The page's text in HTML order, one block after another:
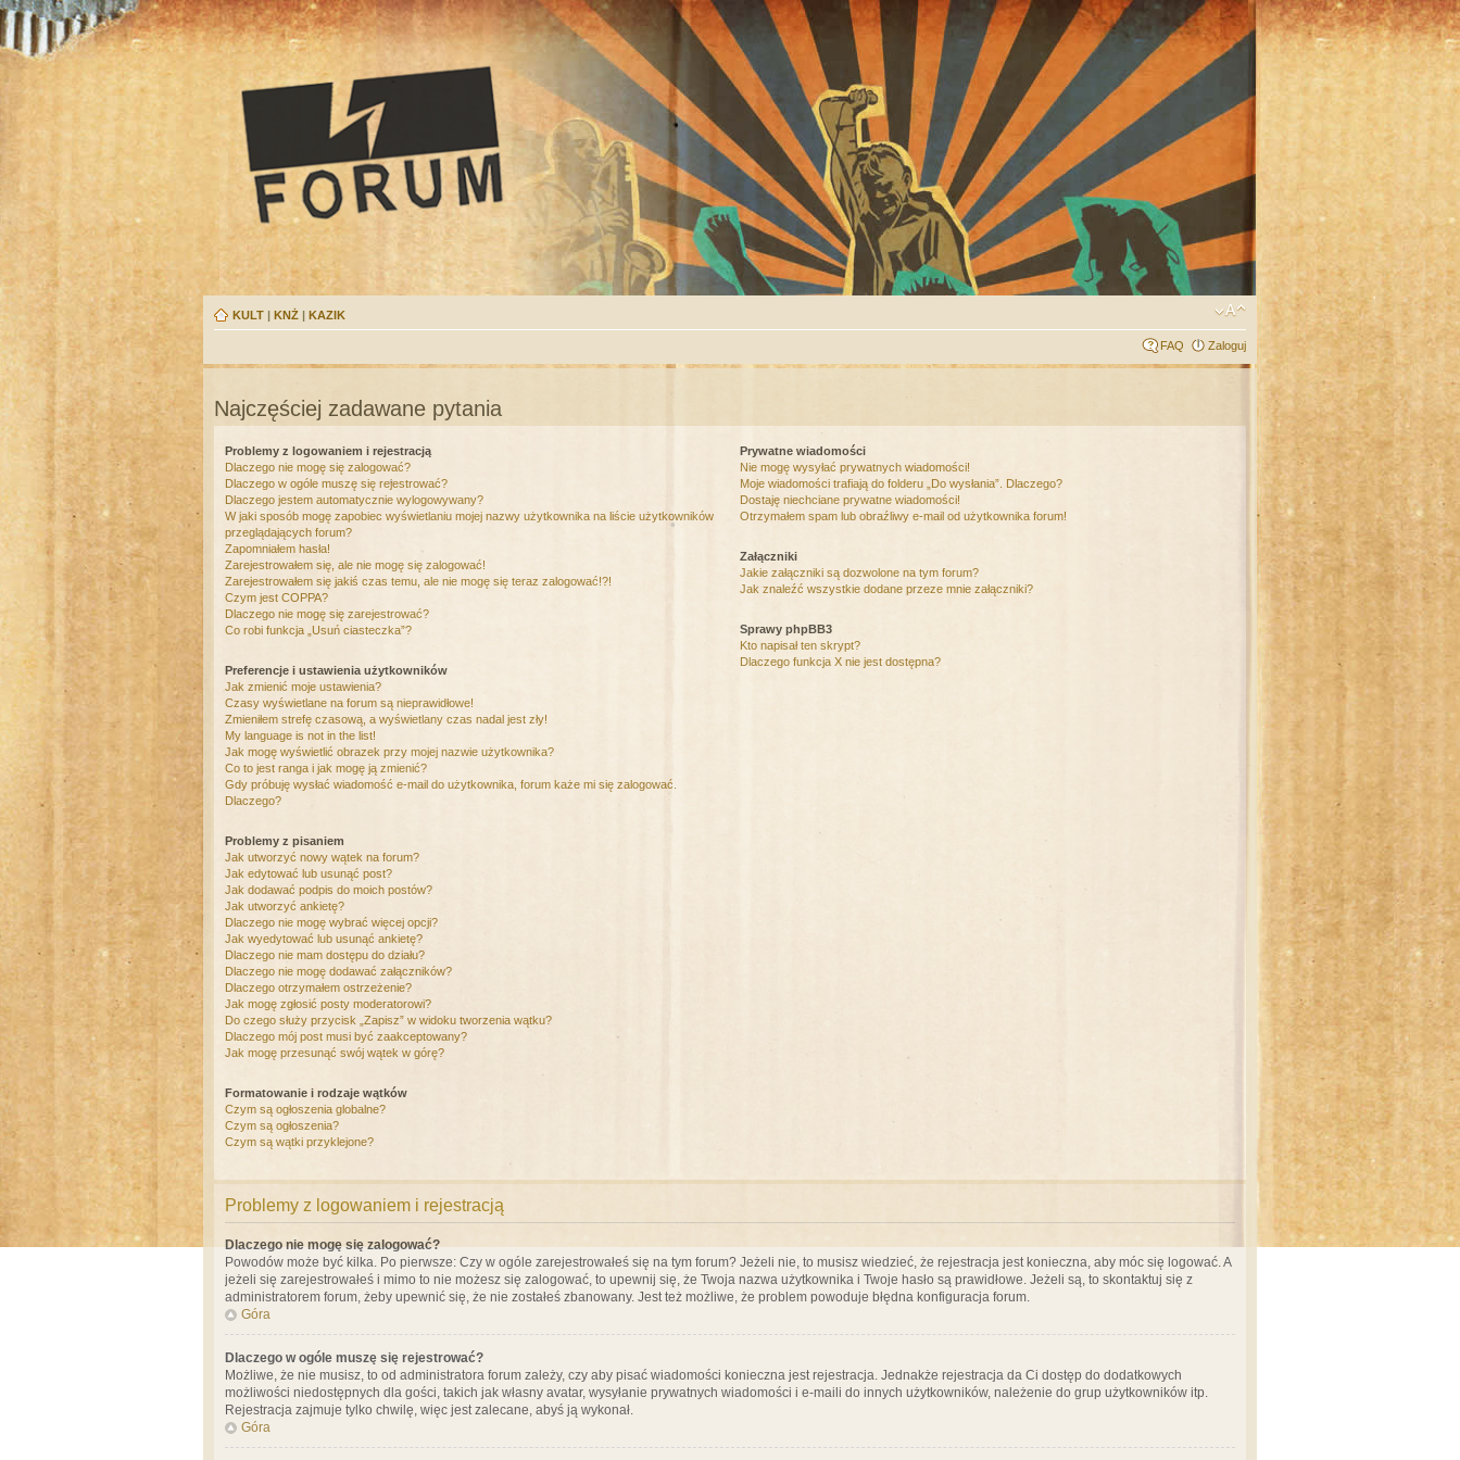
KULT | KNŻ | KAZIK
FAQ Zaloguj
Najczęściej zadawane pytania
Problemy z logowaniem i rejestracją
Dlaczego nie mogę się zalogować?
Dlaczego w ogóle muszę się rejestrować?
Dlaczego jestem automatycznie wylogowywany?
W jaki sposób mogę zapobiec wyświetlaniu mojej nazwy użytkownika na liście użytkowników
przeglądających forum?
Zapomniałem hasła!
Zarejestrowałem się, ale nie mogę się zalogować!
Zarejestrowałem się jakiś czas temu, ale nie mogę się teraz zalogować!?!
Czym jest COPPA?
Dlaczego nie mogę się zarejestrować?
Co robi funkcja „Usuń ciasteczka”?
Preferencje i ustawienia użytkowników
Jak zmienić moje ustawienia?
Czasy wyświetlane na forum są nieprawidłowe!
Zmieniłem strefę czasową, a wyświetlany czas nadal jest zły!
My language is not in the list!
Jak mogę wyświetlić obrazek przy mojej nazwie użytkownika?
Co to jest ranga i jak mogę ją zmienić?
Gdy próbuję wysłać wiadomość e-mail do użytkownika, forum każe mi się zalogować.
Dlaczego?
Problemy z pisaniem
Jak utworzyć nowy wątek na forum?
Jak edytować lub usunąć post?
Jak dodawać podpis do moich postów?
Jak utworzyć ankietę?
Dlaczego nie mogę wybrać więcej opcji?
Jak wyedytować lub usunąć ankietę?
Dlaczego nie mam dostępu do działu?
Dlaczego nie mogę dodawać załączników?
Dlaczego otrzymałem ostrzeżenie?
Jak mogę zgłosić posty moderatorowi?
Do czego służy przycisk „Zapisz” w widoku tworzenia wątku?
Dlaczego mój post musi być zaakceptowany?
Jak mogę przesunąć swój wątek w górę?
Formatowanie i rodzaje wątków
Czym są ogłoszenia globalne?
Czym są ogłoszenia?
Czym są wątki przyklejone?
Prywatne wiadomości
Nie mogę wysyłać prywatnych wiadomości!
Moje wiadomości trafiają do folderu „Do wysłania”. Dlaczego?
Dostaję niechciane prywatne wiadomości!
Otrzymałem spam lub obraźliwy e-mail od użytkownika forum!
Załączniki
Jakie załączniki są dozwolone na tym forum?
Jak znaleźć wszystkie dodane przeze mnie załączniki?
Sprawy phpBB3
Kto napisał ten skrypt?
Dlaczego funkcja X nie jest dostępna?
Problemy z logowaniem i rejestracją
Dlaczego nie mogę się zalogować?
Powodów może być kilka. Po pierwsze: Czy w ogóle zarejestrowałeś się na tym forum? Jeżeli nie, to musisz wiedzieć, że rejestracja jest konieczna, aby móc się logować. A
jeżeli się zarejestrowałeś i mimo to nie możesz się zalogować, to upewnij się, że Twoja nazwa użytkownika i Twoje hasło są prawidłowe. Jeżeli są, to skontaktuj się z
administratorem forum, żeby upewnić się, że nie zostałeś zbanowany. Jest też możliwe, że problem powoduje błędna konfiguracja forum.
Góra
Dlaczego w ogóle muszę się rejestrować?
Możliwe, że nie musisz, to od administratora forum zależy, czy aby pisać wiadomości konieczna jest rejestracja. Jednakże rejestracja da Ci dostęp do dodatkowych
możliwości niedostępnych dla gości, takich jak własny avatar, wysyłanie prywatnych wiadomości i e-maili do innych użytkowników, należenie do grup użytkowników itp.
Rejestracja zajmuje tylko chwilę, więc jest zalecane, abyś ją wykonał.
Góra